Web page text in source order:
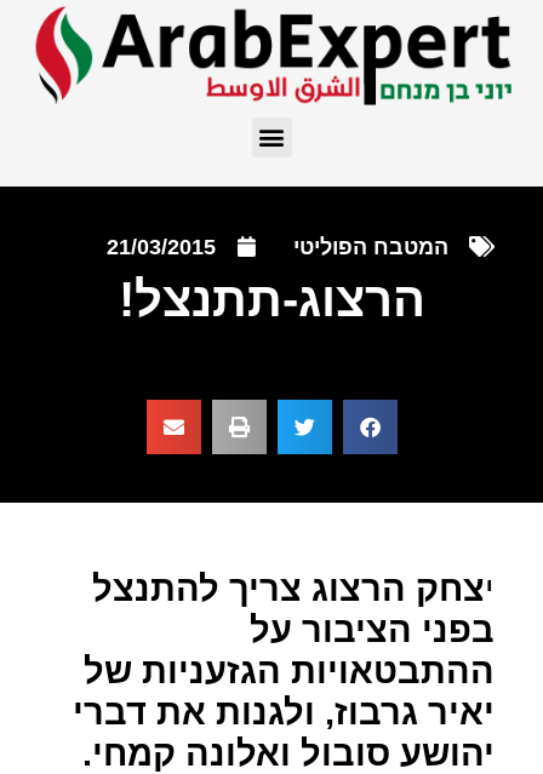
המטבח הפוליטי 21/03/2015
הרצוג-תתנצל!
יצחק הרצוג צריך להתנצל
בפני הציבור על
ההתבטאויות הגזעניות של
יאיר גרבוז, ולגנות את דברי
יהושע סובול ואלונה קמחי.